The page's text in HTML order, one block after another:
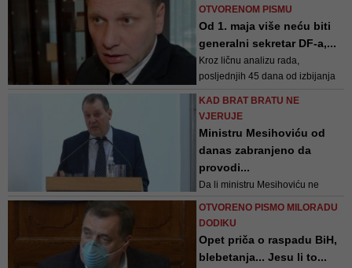
OTVORENOM PISMU
Od 1. maja više neću biti
generalni sekretar DF-a,...
Kroz ličnu analizu rada,
posljednjih 45 dana od izbijanja
nekompetentnošću, ne pronalazi
adekvatan odgovor na ključna
društvena pitanja prouzrokovana
pandemijom, napisao je Miletić
KAD BRAT BRATU NE
VJERUJE
Ministru Mesihoviću od
danas zabranjeno da
provodi...
Da li ministru Mesihoviću ne
OTVORENO PISMO MILORADU
DODIKU
Opet priča o raspadu BiH,
blebetanja... Jesu li to...